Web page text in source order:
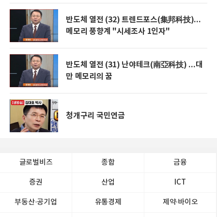
반도체 열전 (32) 트렌드포스(集邦科技)...
메모리 풍향계 "시세조사 1인자"
반도체 열전 (31) 난야테크(南亞科技) ...대
만 메모리의 꿈
청개구리 국민연금
글로벌비즈 종합 금융
증권 산업 ICT
부동산·공기업 유통경제 제약∙바이오